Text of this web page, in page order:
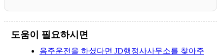
도움이 필요하시면
음주운전을 하셨다면 JD행정사사무소를 찾아주